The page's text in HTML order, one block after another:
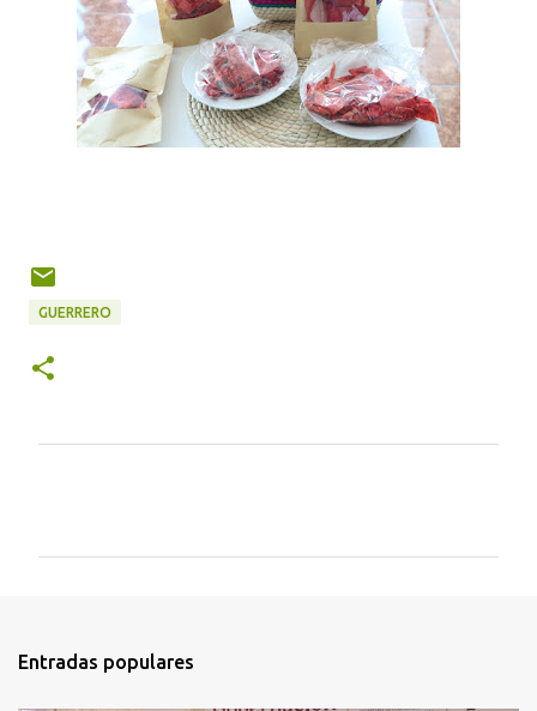
GUERRERO
t
Entradas populares